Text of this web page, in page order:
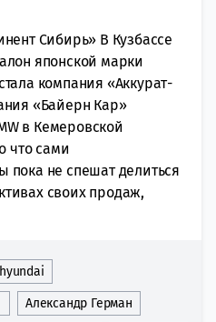
Сибирь» В Кузбассе
японской марки
компания «Аккурат-
«Байерн Кар»
в Кемеровской
что сами
пока не спешат делиться
своих продаж,
hyundai
Александр Герман